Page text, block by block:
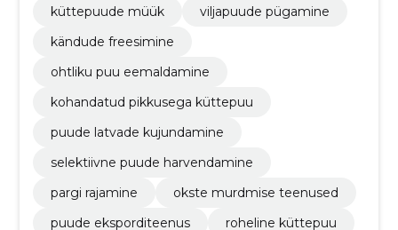
küttepuude müük
viljapuude pügamine
kändude freesimine
ohtliku puu eemaldamine
kohandatud pikkusega küttepuu
puude latvade kujundamine
selektiivne puude harvendamine
pargi rajamine
okste murdmise teenused
puude eksporditeenus
roheline küttepuu